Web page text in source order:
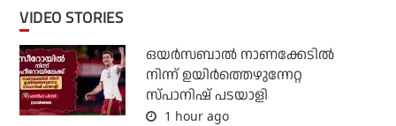
VIDEO STORIES
ഒയര്‍സബാൽ നാണക്കേടിൽ
നിന്ന് ഉയിർത്തെഴുന്നേറ്റ
സ്പാനിഷ് പടയാളി
1 hour ago